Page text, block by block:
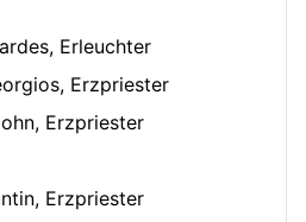
Erleuchter
Erzpriester
Erzpriester
Erzpriester